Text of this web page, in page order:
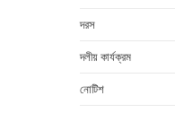
দরস
দলীয় কার্যক্রম
নোটিশ